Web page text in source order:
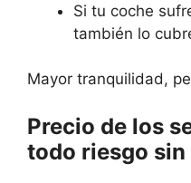
Si tu coche
también lo
Mayor tranquilidad,
Precio de los
todo riesgo